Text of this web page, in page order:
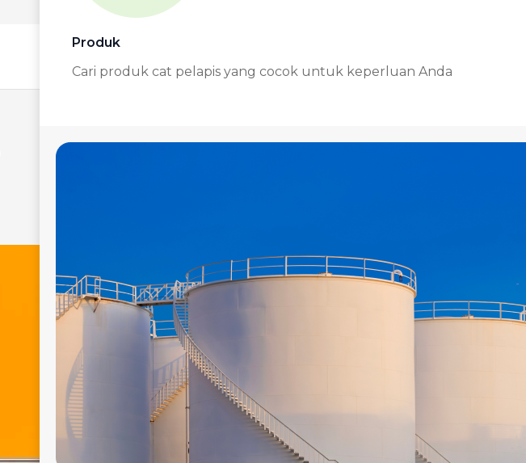
Produk
Cari produk cat pelapis yang cocok untuk keperluan Anda